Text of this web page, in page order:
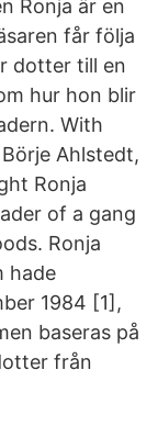
Ronja är en
får följa
dotter till en
hur hon blir
With
Ahlstedt,
Ronja
of a gang
Ronja
hade
1984 [1],
baseras på
från